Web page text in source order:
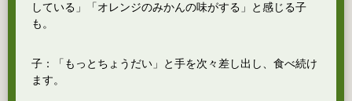
している」「オレンジのみかんの味がする」と感じる子
も。
子：「もっとちょうだい」と手を次々差し出し、食べ続け
ます。